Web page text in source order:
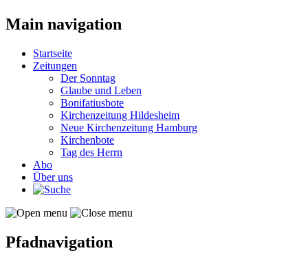
Main navigation
Startseite
Zeitungen
Der Sonntag
Glaube und Leben
Bonifatiusbote
Kirchenzeitung Hildesheim
Neue Kirchenzeitung Hamburg
Kirchenbote
Tag des Herrn
Abo
Über uns
Pfadnavigation